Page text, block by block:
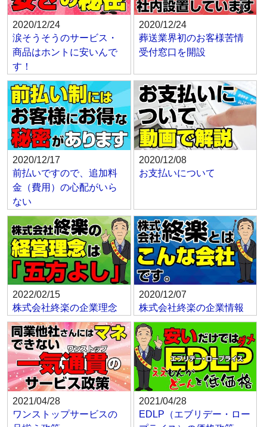
2020/12/24
涙そうそうのサービス・
商品はホントに安いんで
す！
2020/12/24
葬送業界初のお客様苦情
受付窓口を開設
2020/12/17
前払いですので、追加料
金（費用）の心配がいら
ない
2020/12/08
お支払いについて
2022/02/15
株式会社終楽の企業理念
2020/12/07
株式会社終楽の企業情報
2021/04/28
ワンストップサービスの
2021/04/28
EDLP（エブリデー・ロー